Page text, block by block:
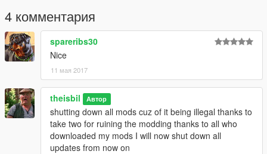
4 комментария
spareribs30
Nice
11 мая 2017
theisbil Автор
shutting down all mods cuz of it being illegal thanks to
take two for ruining the modding thanks to all who
downloaded my mods I will now shut down all
updates from now on